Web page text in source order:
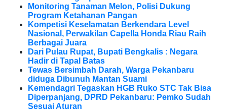
Monitoring Tanaman Melon, Polisi Dukung
Program Ketahanan Pangan
Kompetisi Keselamatan Berkendara Level
Nasional, Perwakilan Capella Honda Riau Raih
Berbagai Juara
Dari Pulau Rupat, Bupati Bengkalis : Negara
Hadir di Tapal Batas
Tewas Bersimbah Darah, Warga Pekanbaru
diduga Dibunuh Mantan Suami
Kemendagri Tegaskan HGB Ruko STC Tak Bisa
Diperpanjang, DPRD Pekanbaru: Pemko Sudah
Sesuai Aturan